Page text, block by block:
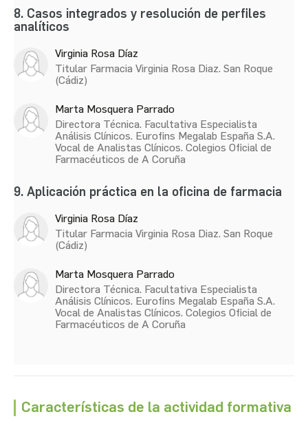
8. Casos integrados y resolución de perfiles
analíticos
Virginia Rosa Díaz
Titular Farmacia Virginia Rosa Diaz. San Roque
(Cádiz)
Marta Mosquera Parrado
Directora Técnica. Facultativa Especialista
Análisis Clínicos. Eurofins Megalab España S.A.
Vocal de Analistas Clínicos. Colegios Oficial de
Farmacéuticos de A Coruña
9. Aplicación práctica en la oficina de farmacia
Virginia Rosa Díaz
Titular Farmacia Virginia Rosa Diaz. San Roque
(Cádiz)
Marta Mosquera Parrado
Directora Técnica. Facultativa Especialista
Análisis Clínicos. Eurofins Megalab España S.A.
Vocal de Analistas Clínicos. Colegios Oficial de
Farmacéuticos de A Coruña
Características de la actividad formativa